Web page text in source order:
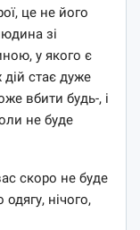
це не його
зі
у якого є
дій стає дуже
вбити будь-, і
не буде
скоро не буде
одягу, нічого,